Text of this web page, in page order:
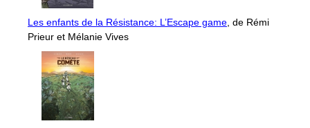
Les enfants de la Résistance: L’Escape game, de Rémi
Prieur et Mélanie Vives